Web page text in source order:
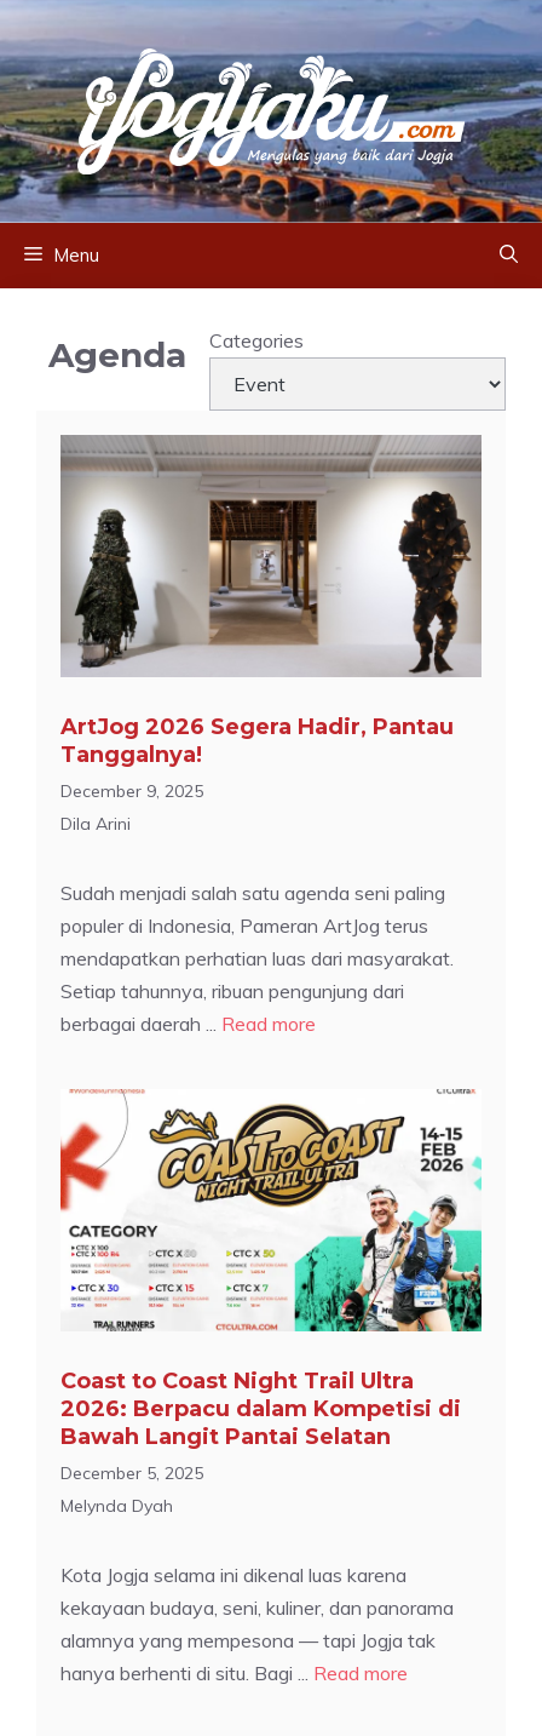
to
content
Menu
Agenda Categories
ArtJog 2026 Segera Hadir, Pantau
Tanggalnya!
December 9, 2025
Dila Arini
Sudah menjadi salah satu agenda seni paling
populer di Indonesia, Pameran ArtJog terus
mendapatkan perhatian luas dari masyarakat.
Setiap tahunnya, ribuan pengunjung dari
berbagai daerah ... Read more
Coast to Coast Night Trail Ultra
2026: Berpacu dalam Kompetisi di
Bawah Langit Pantai Selatan
December 5, 2025
Melynda Dyah
Kota Jogja selama ini dikenal luas karena
kekayaan budaya, seni, kuliner, dan panorama
alamnya yang mempesona — tapi Jogja tak
hanya berhenti di situ. Bagi ... Read more